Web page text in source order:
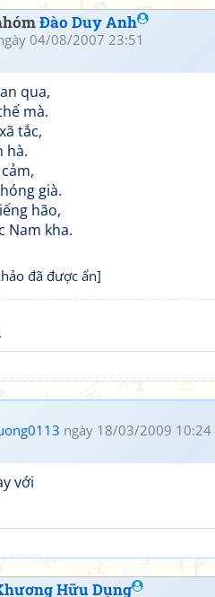
Đào Duy Anh
04/08/2007 23:51
qua,
mà.
tắc,
hà.
già.
hão,
Nam kha.
đã được ẩn]
ngày 18/03/2009 10:24
với
Hữu Dụng